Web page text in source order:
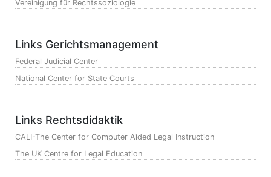
Vereinigung für Rechtssoziologie
Links Gerichtsmanagement
Federal Judicial Center
National Center for State Courts
Links Rechtsdidaktik
CALI-The Center for Computer Aided Legal Instruction
The UK Centre for Legal Education